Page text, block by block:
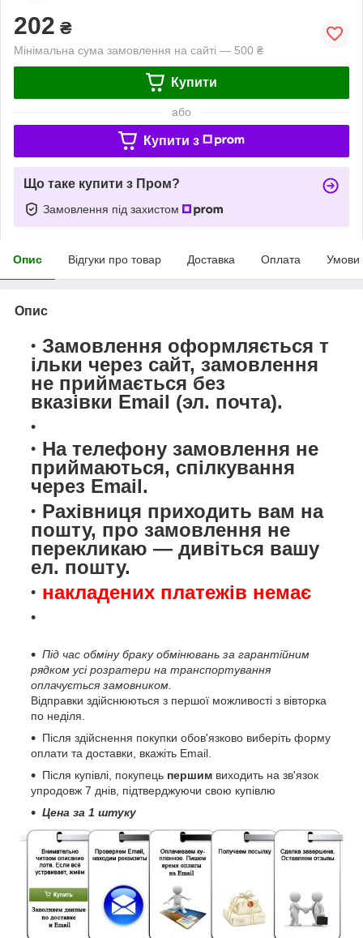
202 ₴
Мінімальна сума замовлення на сайті — 500 ₴
Купити
або
Купити з
Що таке купити з Пром?
Замовлення під захистом
Опис Відгуки про товар Доставка Оплата Умови
Опис
Замовлення оформляється т
ільки через сайт, замовлення
не приймається без
вказівки Email (эл. почта).
На телефону замовлення не
приймаються, спілкування
через Email.
Рахівниця приходить вам на
пошту, про замовлення не
перекликаю — дивіться вашу
ел. пошту.
накладених платежів немає
Під час обміну браку обмінювань за гарантійним
рядком усі розратери на транспортування
оплачується замовником.
Відправки здійснюються з першої можливості з вівторка
по неділя.
Після здійснення покупки обов'язково виберіть форму
оплати та доставки, вкажіть Email.
Після купівлі, покупець першим виходить на зв'язок
упродовж 7 днів, підтверджуючи свою купівлю
Цена за 1 штуку